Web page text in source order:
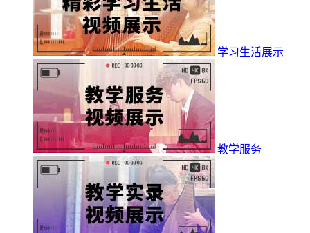
学习生活展示
教学服务